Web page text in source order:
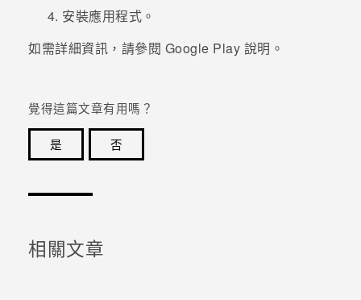
安裝應用程式。
如需詳細資訊，請參閱 Google Play 說明。
覺得這篇文章有用嗎？
是
否
相關文章